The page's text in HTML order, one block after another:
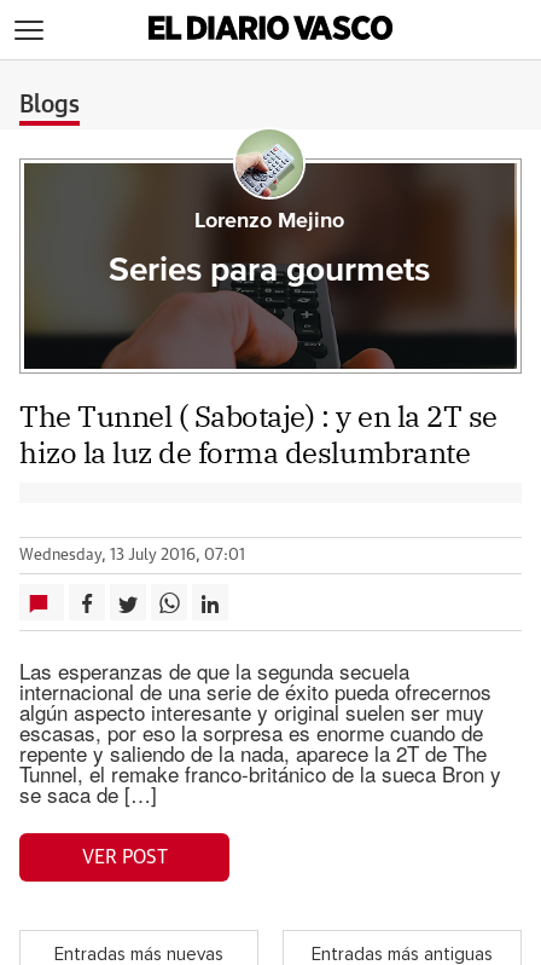
Blogs
Lorenzo Mejino
Series para gourmets
The Tunnel ( Sabotaje) : y en la 2T se
hizo la luz de forma deslumbrante
Wednesday, 13 July 2016, 07:01
Las esperanzas de que la segunda secuela
internacional de una serie de éxito pueda ofrecernos
algún aspecto interesante y original suelen ser muy
escasas, por eso la sorpresa es enorme cuando de
repente y saliendo de la nada, aparece la 2T de The
Tunnel, el remake franco-británico de la sueca Bron y
se saca de […]
VER POST
Entradas más nuevas Entradas más antiguas